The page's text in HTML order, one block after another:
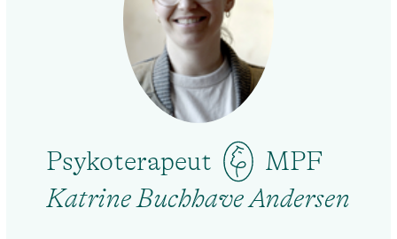
Psykoterapeut
MPF
Katrine Buchhave Andersen